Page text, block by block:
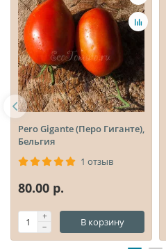
Pero Gigante (Перо Гиганте),
Бельгия
1 отзыв
80.00 р.
В корзину